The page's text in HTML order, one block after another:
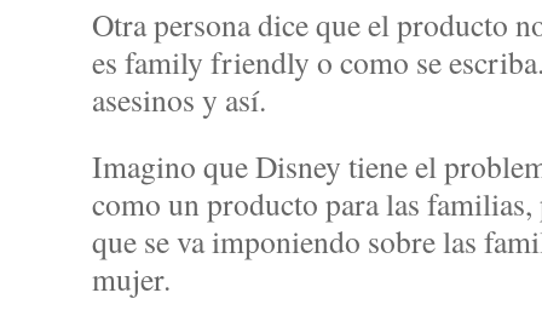
Otra persona dice que el producto
es family friendly o como se
asesinos y así.
Imagino que Disney tiene el
como un producto para las
que se va imponiendo sobre las
mujer.